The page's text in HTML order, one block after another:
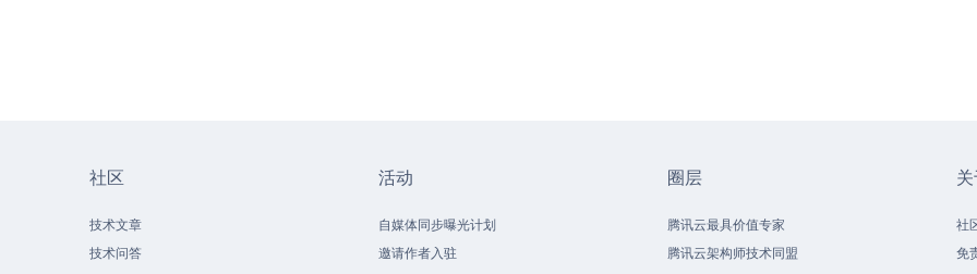
社区
技术文章
技术问答
活动
自媒体同步曝光计划
邀请作者入驻
圈层
腾讯云最具价值专家
腾讯云架构师技术同盟
社
免